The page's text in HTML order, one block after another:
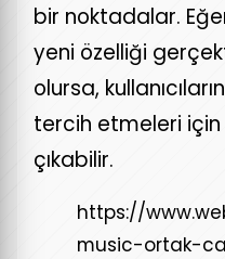
bir noktadalar.
yeni özelliği
olursa, kullanıcıların
tercih etmeleri
çıkabilir.
https://
music-ortak-